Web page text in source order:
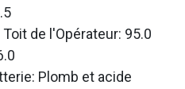
de l'Opérateur: 95.0
Plomb et acide